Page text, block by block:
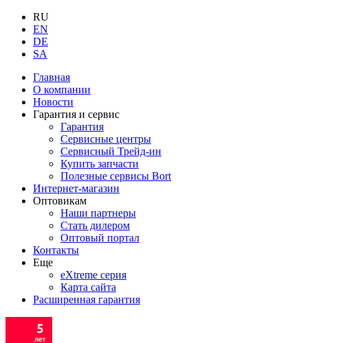
RU
EN
DE
SA
Главная
О компании
Новости
Гарантия и сервис
Гарантия
Сервисные центры
Сервисный Трейд-ин
Купить запчасти
Полезные сервисы Bort
Интернет-магазин
Оптовикам
Наши партнеры
Стать дилером
Оптовый портал
Контакты
Еще
eXtreme серия
Карта сайта
Расширенная гарантия